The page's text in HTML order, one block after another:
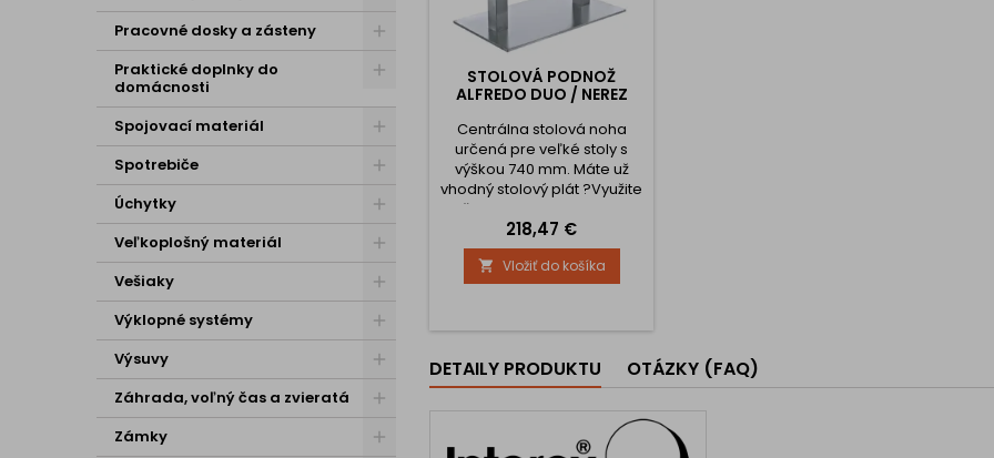
Pracovné dosky a zásteny
Praktické doplnky do
domácnosti
Spojovací materiál
Spotrebiče
Úchytky
Veľkoplošný materiál
Vešiaky
Výklopné systémy
Výsuvy
Záhrada, voľný čas a zvieratá
Zámky
STOLOVÁ PODNOŽ
ALFREDO DUO / NEREZ
Centrálna stolová noha
určená pre veľké stoly s
výškou 740 mm. Máte už
vhodný stolový plát ?Využite
naše online poradenstvo a
spolu so stolovými nohami
Vám dodáme stolový plát
vyrobený z materiálu
určeného pre pracovné
plošného materiálu a to vo
bezkonkurenčnej cene a
kvalite v expresných
Cena
218,47 €
 Vložiť do košíka
DETAILY PRODUKTU OTÁZKY (FAQ)